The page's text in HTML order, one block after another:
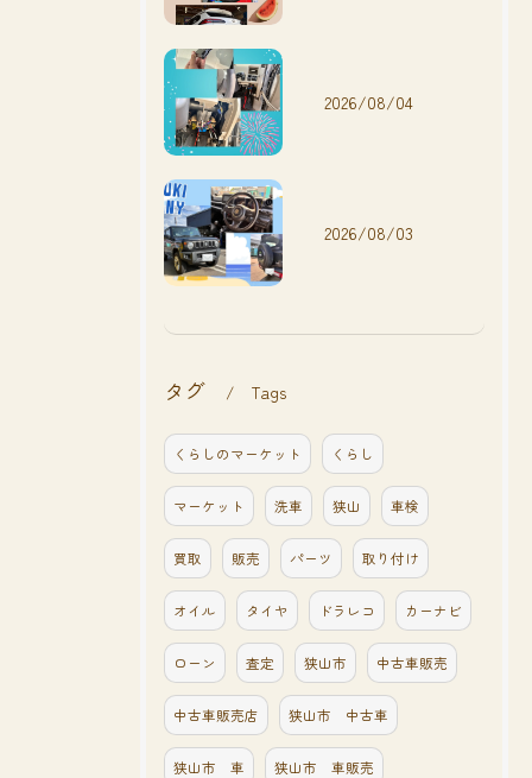
2026/08/04
2026/08/03
タグ Tags
くらしのマーケット くらし
マーケット 洗車 狭山 車検
買取 販売 パーツ 取り付け
オイル タイヤ ドラレコ カーナビ
ローン 査定 狭山市 中古車販売
中古車販売店 狭山市 中古車
狭山市 車 狭山市 車販売